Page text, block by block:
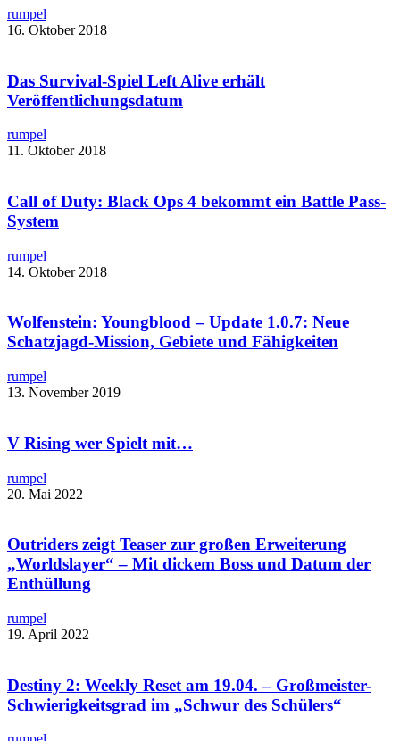
rumpel
16. Oktober 2018
Das Survival-Spiel Left Alive erhält
Veröffentlichungsdatum
rumpel
11. Oktober 2018
Call of Duty: Black Ops 4 bekommt ein Battle Pass-
System
rumpel
14. Oktober 2018
Wolfenstein: Youngblood – Update 1.0.7: Neue
Schatzjagd-Mission, Gebiete und Fähigkeiten
rumpel
13. November 2019
V Rising wer Spielt mit…
rumpel
20. Mai 2022
Outriders zeigt Teaser zur großen Erweiterung
„Worldslayer“ – Mit dickem Boss und Datum der
Enthüllung
rumpel
19. April 2022
Destiny 2: Weekly Reset am 19.04. – Großmeister-
Schwierigkeitsgrad im „Schwur des Schülers“